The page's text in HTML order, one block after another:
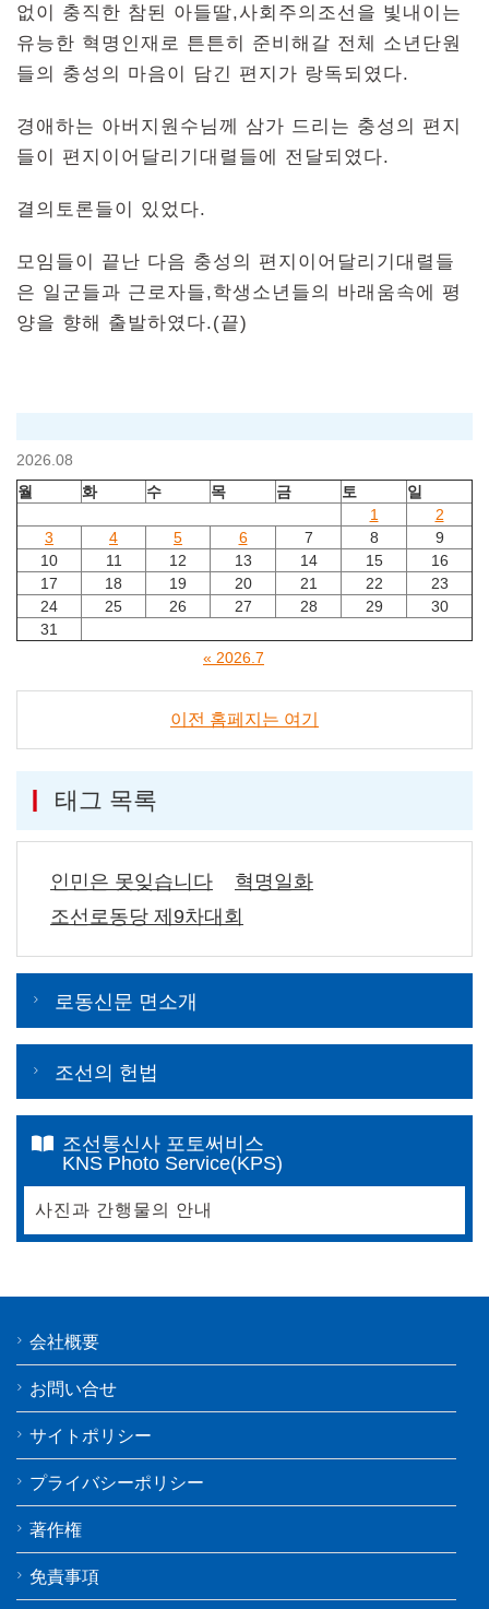
없이 충직한 참된 아들딸,사회주의조선을 빛내이는
유능한 혁명인재로 튼튼히 준비해갈 전체 소년단원
들의 충성의 마음이 담긴 편지가 랑독되였다.
경애하는 아버지원수님께 삼가 드리는 충성의 편지
들이 편지이어달리기대렬들에 전달되였다.
결의토론들이 있었다.
모임들이 끝난 다음 충성의 편지이어달리기대렬들
은 일군들과 근로자들,학생소년들의 바래움속에 평
양을 향해 출발하였다.(끝)
2026.08
월
화 수 목 금 토
일
1
2
3
4 5 6 7 8
9
10
11 12 13 14 15
16
17
18 19 20 21 22
23
24
25 26 27 28 29
30
31
« 2026.7
이전 홈페지는 여기
태그 목록
인민은 못잊습니다
혁명일화
조선로동당 제9차대회
로동신문 면소개
조선의 헌법
조선통신사 포토써비스
KNS Photo Service(KPS)
사진과 간행물의 안내
会社概要
お問い合せ
サイトポリシー
プライバシーポリシー
著作権
免責事項